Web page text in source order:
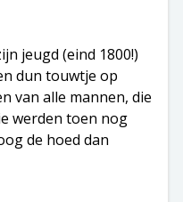
jeugd (eind 1800!)
dun touwtje op
van alle mannen, die
werden toen nog
de hoed dan